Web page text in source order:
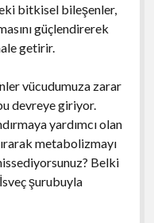
bitkisel bileşenler,
güçlendirerek
getirir.
vücudumuza zarar
devreye giriyor.
yardımcı olan
metabolizmayı
Belki
şurubuyla